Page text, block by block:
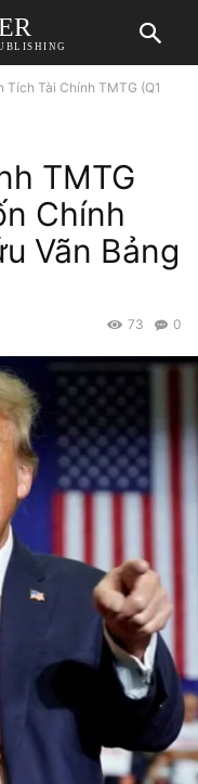
Tích Tài Chính TMTG (Q1
TMTG
Chính
Vãn Bảng
0
73